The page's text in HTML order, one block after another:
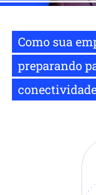
Como sua
preparando